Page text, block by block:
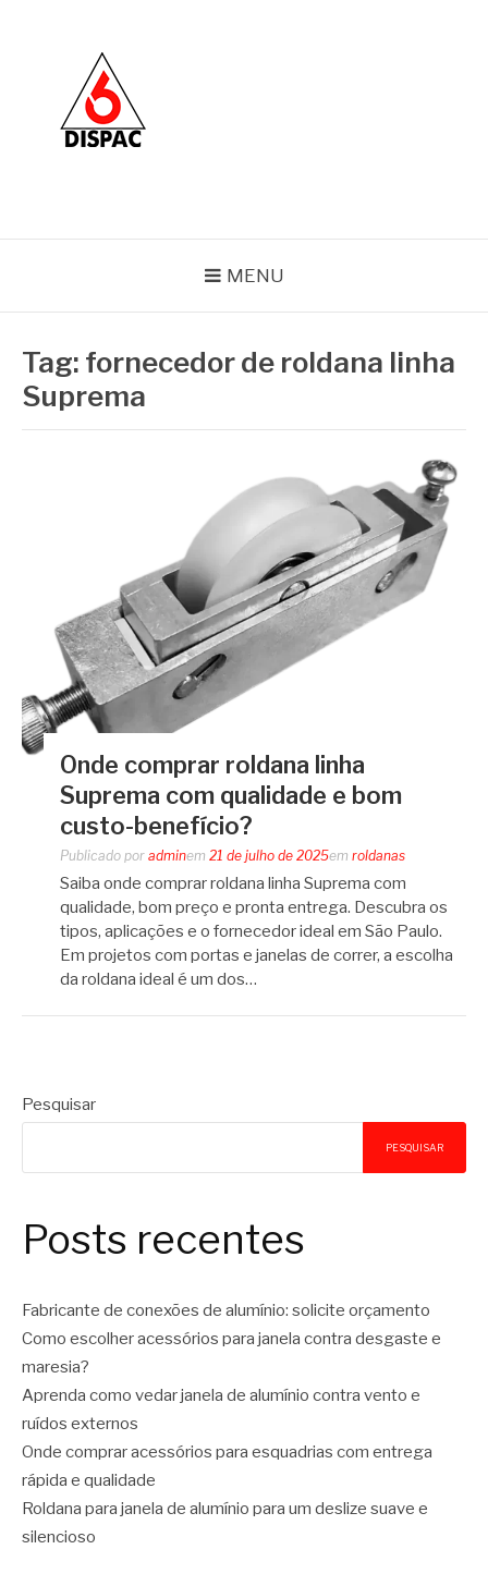
MENU
Tag: fornecedor de roldana linha
Suprema
Onde comprar roldana linha
Suprema com qualidade e bom
custo-benefício?
Publicado por adminem 21 de julho de 2025em roldanas
Saiba onde comprar roldana linha Suprema com
qualidade, bom preço e pronta entrega. Descubra os
tipos, aplicações e o fornecedor ideal em São Paulo.
Em projetos com portas e janelas de correr, a escolha
da roldana ideal é um dos…
Pesquisar
PESQUISAR
Posts recentes
Fabricante de conexões de alumínio: solicite orçamento
Como escolher acessórios para janela contra desgaste e
maresia?
Aprenda como vedar janela de alumínio contra vento e
ruídos externos
Onde comprar acessórios para esquadrias com entrega
rápida e qualidade
Roldana para janela de alumínio para um deslize suave e
silencioso